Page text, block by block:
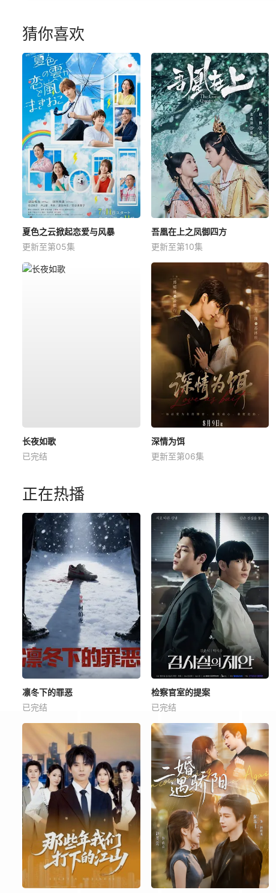
猜你喜欢
夏色之云掀起恋爱与风暴
更新至第05集
吾凰在上之凤御四方
更新至第10集
长夜如歌
已完结
深情为饵
更新至第06集
正在热播
凛冬下的罪恶
已完结
检察官室的提案
已完结